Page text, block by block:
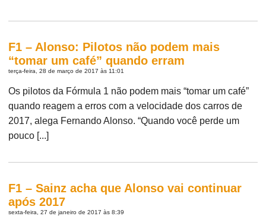
F1 – Alonso: Pilotos não podem mais
“tomar um café” quando erram
terça-feira, 28 de março de 2017 às 11:01
Os pilotos da Fórmula 1 não podem mais “tomar um café”
quando reagem a erros com a velocidade dos carros de
2017, alega Fernando Alonso. “Quando você perde um
pouco [...]
F1 – Sainz acha que Alonso vai continuar
após 2017
sexta-feira, 27 de janeiro de 2017 às 8:39